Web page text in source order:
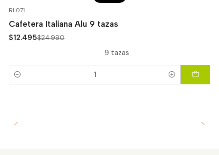
RL071
Cafetera Italiana Alu 9 tazas
$12.495$24.990
9 tazas
Cantidad